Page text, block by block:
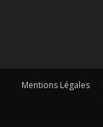
Mentions Légales